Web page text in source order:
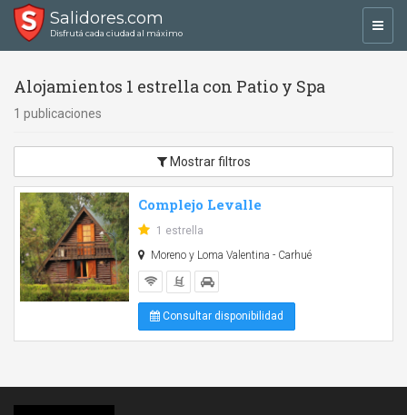
Salidores.com
Disfrutá cada ciudad al máximo
Alojamientos 1 estrella con Patio y Spa
1 publicaciones
Mostrar filtros
Complejo Levalle
1 estrella
Moreno y Loma Valentina - Carhué
Consultar disponibilidad